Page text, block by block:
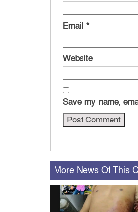
Email *
Website
Save my name,
More News Of This